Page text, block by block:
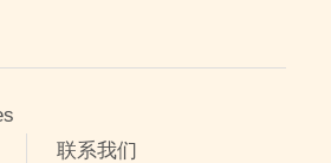
联系我们